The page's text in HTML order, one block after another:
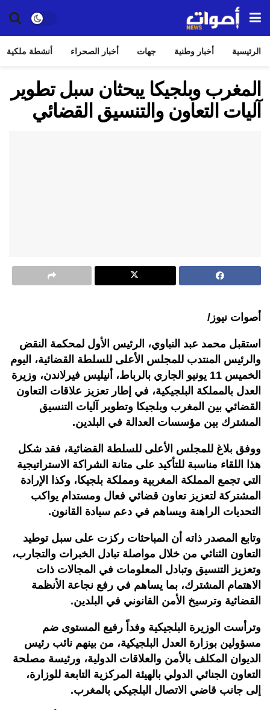
الرئيسية أخبار وطنية جهات أخبار الصحراء أنشطة ملكية
المغرب وبلجيكا يبحثان سبل تطوير
آليات التعاون والتنسيق القضائي
أصوات نيوز/
استقبل محمد عبد النباوي، الرئيس الأول لمحكمة النقض
والرئيس المنتدب للمجلس الأعلى للسلطة القضائية، اليوم
الخميس 11 يونيو الجاري بالرباط، أنيليس فيرلاندن، وزيرة
العدل بالمملكة البلجيكية، في إطار تعزيز علاقات التعاون
القضائي بين المغرب وبلجيكا وتطوير آليات التنسيق
المشترك بين مؤسسات العدالة في البلدين.
ووفق بلاغ للمجلس الأعلى للسلطة القضائية، فقد شكل
هذا اللقاء مناسبة للتأكيد على متانة الشراكة الاستراتيجية
التي تجمع المملكة المغربية ومملكة بلجيكا، وكذا الإرادة
المشتركة لتعزيز تعاون قضائي فعال ومستدام يواكب
التحديات الراهنة ويساهم في دعم سيادة القانون.
وتابع المصدر ذاته أن المباحثات ركزت على سبل توطيد
التعاون الثنائي من خلال مواصلة تبادل الخبرات والتجارب،
وتعزيز التنسيق وتبادل المعلومات في المجالات ذات
الاهتمام المشترك، بما يساهم في رفع نجاعة الأنظمة
القضائية وترسيخ الأمن القانوني في البلدين.
وترأست الوزيرة البلجيكية وفداً رفيع المستوى ضم
مسؤولين بوزارة العدل البلجيكية، من بينهم نائب رئيس
الديوان المكلف بالأمن والعلاقات الدولية، ورئيسة مصلحة
التعاون الجنائي الدولي بالهيئة المركزية التابعة للوزارة،
إلى جانب قاضي الاتصال البلجيكي بالمغرب.